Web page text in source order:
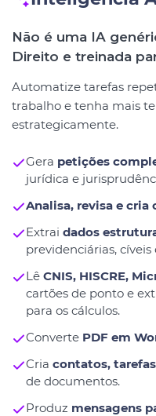
Não é uma IA
Direito e treinada
Automatize tarefas
trabalho e tenha mais
estrategicamente.
Gera petições
jurídica e
Analisa, revisa e cria
Extrai dados
previdenciárias, cíveis
Lê CNIS, HISCRE,
cartões de ponto e
para os cálculos.
Converte PDF em
Cria contatos,
de documentos.
Produz mensagens